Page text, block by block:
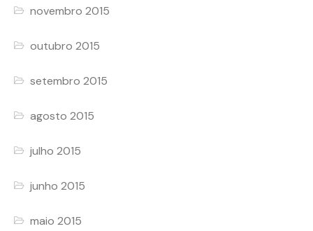
novembro 2015
outubro 2015
setembro 2015
agosto 2015
julho 2015
junho 2015
maio 2015